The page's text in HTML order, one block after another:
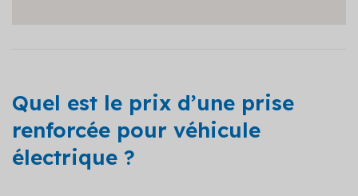
Quel est le prix d’une prise
renforcée pour véhicule
électrique ?